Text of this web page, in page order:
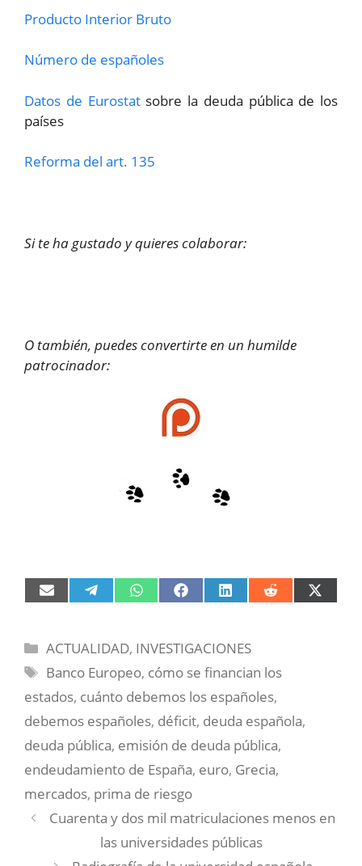
Producto Interior Bruto
Número de españoles
Datos de Eurostatsobre la deuda pública de los
países
Reforma del art. 135
Si te ha gustado y quieres colaborar:
O también, puedes convertirte en un humilde
patrocinador:
Compartir
en
Compartir
en
Compartir
en
Compartir
en
Compartir
en
Compartir
en en
Categorías
ACTUALIDAD, INVESTIGACIONES
Etiquetas
Banco Europeo, cómo se financian los
estados, cuánto debemos los españoles,
debemos españoles, déficit, deuda española,
deuda pública, emisión de deuda pública,
endeudamiento de España, euro, Grecia,
mercados, prima de riesgo
Cuarenta y dos mil matriculaciones menos en
las universidades públicas